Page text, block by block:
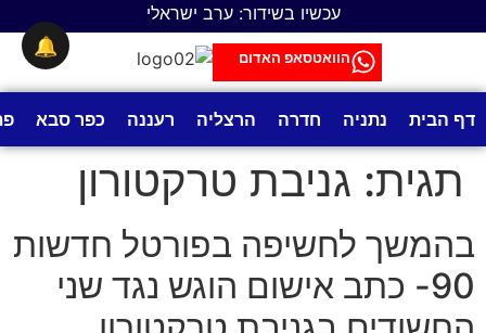
עכשיו בשידור: ערב ישראלי
הוואטסאפ האדום
דף הבית נתניה חדרה הרצליה רעננה כפר סבא
תגית: גניבת טרקטורון
בהמשך לחשיפה בפורטל חדשות
90- כתב אישום הוגש נגד שני
🔔